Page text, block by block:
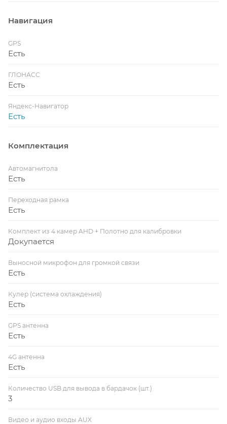
Навигация
GPS
Есть
ГЛОНАСС
Есть
Яндекс-Навигатор
Есть
Комплектация
Автомагнитола
Есть
Переходная рамка
Есть
Комплект из 4 камер AHD + Полотно для калибровки
Докупается
Выносной микрофон для громкой связи
Есть
Кулер (система охлаждения)
Есть
GPS антенна
Есть
4G антенна
Есть
Количество USB для вывода в бардачок (шт.)
3
Видео и аудио входы AUX